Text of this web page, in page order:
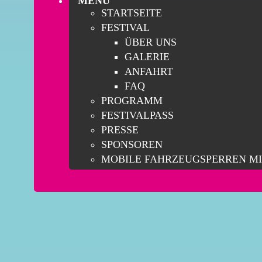
STARTSEITE
FESTIVAL
ÜBER UNS
GALERIE
ANFAHRT
FAQ
PROGRAMM
FESTIVALPASS
PRESSE
SPONSOREN
MOBILE FAHRZEUGSPERREN